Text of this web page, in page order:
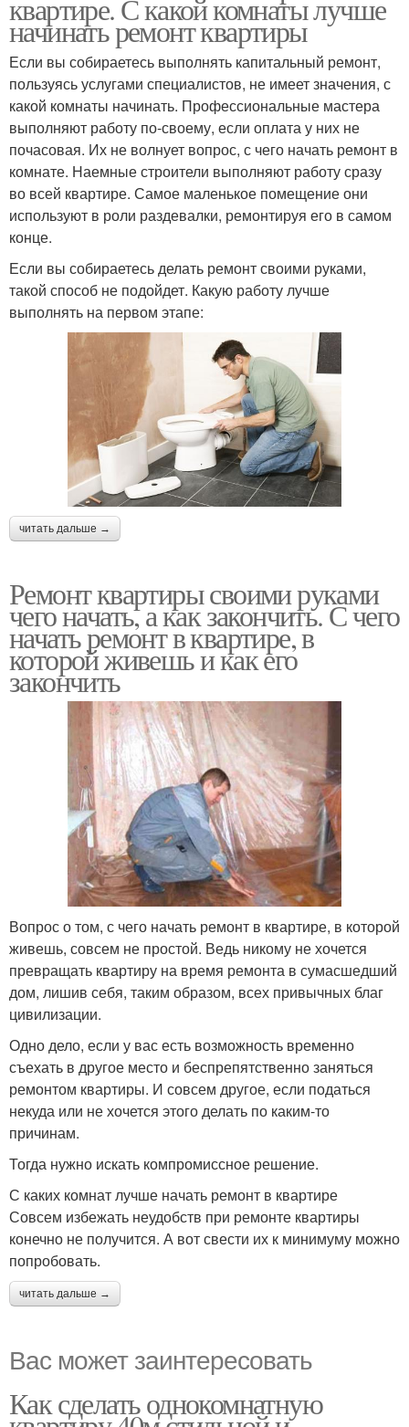
квартире. С какой комнаты лучше
начинать ремонт квартиры
Если вы собираетесь выполнять капитальный ремонт,
пользуясь услугами специалистов, не имеет значения, с
какой комнаты начинать. Профессиональные мастера
выполняют работу по-своему, если оплата у них не
почасовая. Их не волнует вопрос, с чего начать ремонт в
комнате. Наемные строители выполняют работу сразу
во всей квартире. Самое маленькое помещение они
используют в роли раздевалки, ремонтируя его в самом
конце.
Если вы собираетесь делать ремонт своими руками,
такой способ не подойдет. Какую работу лучше
выполнять на первом этапе:
читать дальше →
Ремонт квартиры своими руками
чего начать, а как закончить. С чего
начать ремонт в квартире, в
которой живешь и как его
закончить
Вопрос о том, с чего начать ремонт в квартире, в которой
живешь, совсем не простой. Ведь никому не хочется
превращать квартиру на время ремонта в сумасшедший
дом, лишив себя, таким образом, всех привычных благ
цивилизации.
Одно дело, если у вас есть возможность временно
съехать в другое место и беспрепятственно заняться
ремонтом квартиры. И совсем другое, если податься
некуда или не хочется этого делать по каким-то
причинам.
Тогда нужно искать компромиссное решение.
С каких комнат лучше начать ремонт в квартире
Совсем избежать неудобств при ремонте квартиры
конечно не получится. А вот свести их к минимуму можно
попробовать.
читать дальше →
Вас может заинтересовать
Как сделать однокомнатную